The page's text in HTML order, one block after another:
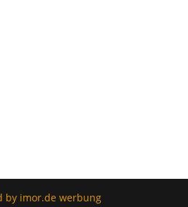
by imor.de werbung